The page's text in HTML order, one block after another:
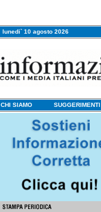
lunedi` 10 agosto 2026
CHI SIAMO SUGGERIMENTI